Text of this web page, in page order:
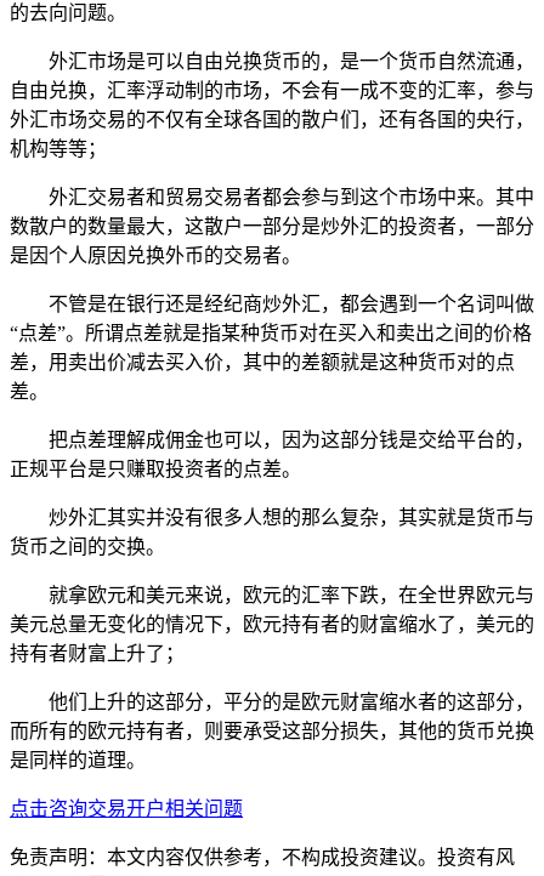
的去向问题。
外汇市场是可以自由兑换货币的，是一个货币自然流通，
自由兑换，汇率浮动制的市场，不会有一成不变的汇率，参与
外汇市场交易的不仅有全球各国的散户们，还有各国的央行，
机构等等；
外汇交易者和贸易交易者都会参与到这个市场中来。其中
数散户的数量最大，这散户一部分是炒外汇的投资者，一部分
是因个人原因兑换外币的交易者。
不管是在银行还是经纪商炒外汇，都会遇到一个名词叫做
“点差”。所谓点差就是指某种货币对在买入和卖出之间的价格
差，用卖出价减去买入价，其中的差额就是这种货币对的点
差。
把点差理解成佣金也可以，因为这部分钱是交给平台的，
正规平台是只赚取投资者的点差。
炒外汇其实并没有很多人想的那么复杂，其实就是货币与
货币之间的交换。
就拿欧元和美元来说，欧元的汇率下跌，在全世界欧元与
美元总量无变化的情况下，欧元持有者的财富缩水了，美元的
持有者财富上升了；
他们上升的这部分，平分的是欧元财富缩水者的这部分，
而所有的欧元持有者，则要承受这部分损失，其他的货币兑换
是同样的道理。
点击咨询交易开户相关问题
免责声明：本文内容仅供参考，不构成投资建议。投资有风